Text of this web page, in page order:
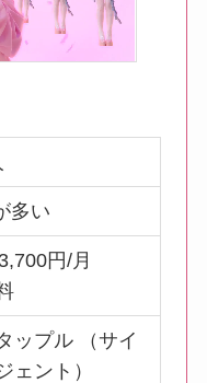
多い
円/月
ップル （サイ
ェント）